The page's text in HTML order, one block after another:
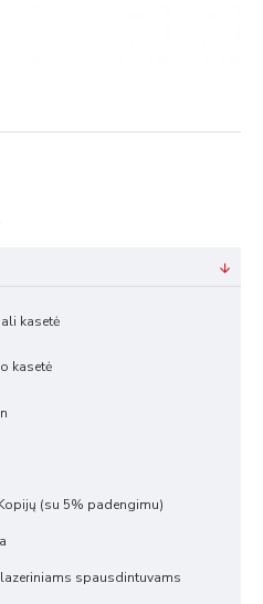
kasetė
kasetė
(su 5% padengimu)
spausdintuvams